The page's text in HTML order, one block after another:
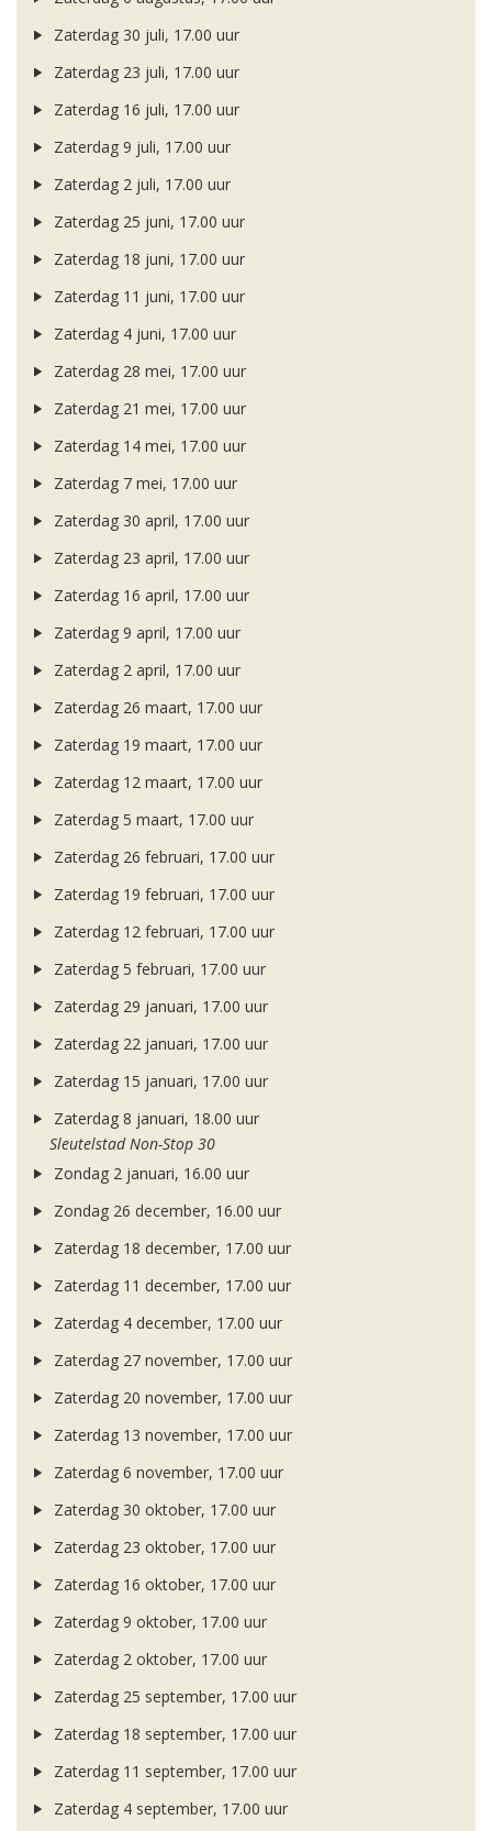
Zaterdag 30 juli, 17.00 uur
Zaterdag 23 juli, 17.00 uur
Zaterdag 16 juli, 17.00 uur
Zaterdag 9 juli, 17.00 uur
Zaterdag 2 juli, 17.00 uur
Zaterdag 25 juni, 17.00 uur
Zaterdag 18 juni, 17.00 uur
Zaterdag 11 juni, 17.00 uur
Zaterdag 4 juni, 17.00 uur
Zaterdag 28 mei, 17.00 uur
Zaterdag 21 mei, 17.00 uur
Zaterdag 14 mei, 17.00 uur
Zaterdag 7 mei, 17.00 uur
Zaterdag 30 april, 17.00 uur
Zaterdag 23 april, 17.00 uur
Zaterdag 16 april, 17.00 uur
Zaterdag 9 april, 17.00 uur
Zaterdag 2 april, 17.00 uur
Zaterdag 26 maart, 17.00 uur
Zaterdag 19 maart, 17.00 uur
Zaterdag 12 maart, 17.00 uur
Zaterdag 5 maart, 17.00 uur
Zaterdag 26 februari, 17.00 uur
Zaterdag 19 februari, 17.00 uur
Zaterdag 12 februari, 17.00 uur
Zaterdag 5 februari, 17.00 uur
Zaterdag 29 januari, 17.00 uur
Zaterdag 22 januari, 17.00 uur
Zaterdag 15 januari, 17.00 uur
Zaterdag 8 januari, 18.00 uur
Sleutelstad Non-Stop 30
Zondag 2 januari, 16.00 uur
Zondag 26 december, 16.00 uur
Zaterdag 18 december, 17.00 uur
Zaterdag 11 december, 17.00 uur
Zaterdag 4 december, 17.00 uur
Zaterdag 27 november, 17.00 uur
Zaterdag 20 november, 17.00 uur
Zaterdag 13 november, 17.00 uur
Zaterdag 6 november, 17.00 uur
Zaterdag 30 oktober, 17.00 uur
Zaterdag 23 oktober, 17.00 uur
Zaterdag 16 oktober, 17.00 uur
Zaterdag 9 oktober, 17.00 uur
Zaterdag 2 oktober, 17.00 uur
Zaterdag 25 september, 17.00 uur
Zaterdag 18 september, 17.00 uur
Zaterdag 11 september, 17.00 uur
Zaterdag 4 september, 17.00 uur